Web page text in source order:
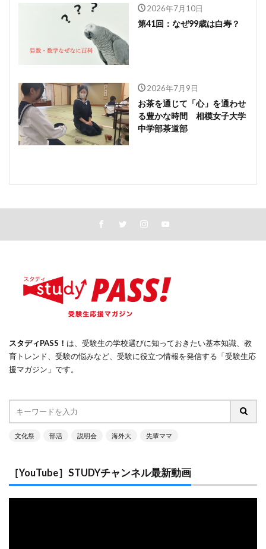
2026年7月10日
第41回：なぜ99歳は白寿？
2026年7月9日
お茶を通じて「心」を通わせ
る豊かな時間 相模女子大学
中学部茶道部
スタディPASS！ は、受験生の学校選びに知っておきたい基本知識、教
育トレンド、受験の悩みなど、受験に役立つ情報を発信する「受験生応
援マガジン」です。
文化祭 部活 説明会 海外大 先輩ママ
［YouTube］STUDYチャンネル最新動画